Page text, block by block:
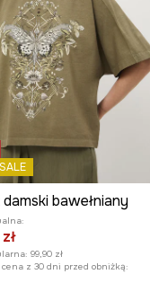
bawełniany
99,90 zł
z 30 dni przed obniżką: